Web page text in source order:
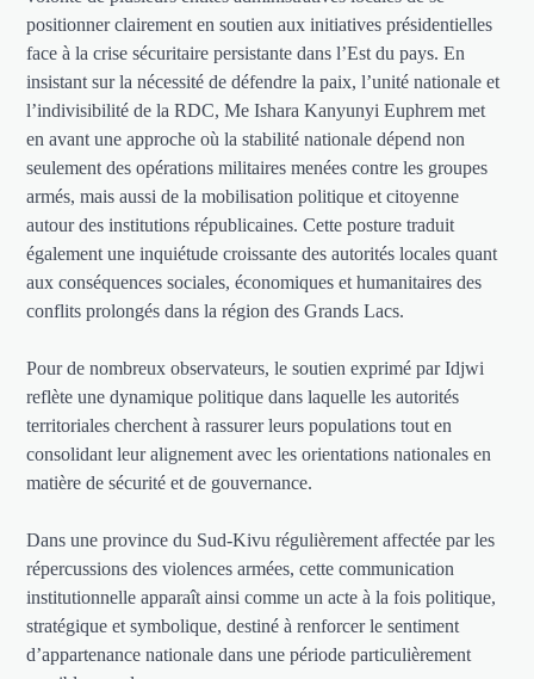
positionner clairement en soutien aux initiatives présidentielles
face à la crise sécuritaire persistante dans l’Est du pays. En
insistant sur la nécessité de défendre la paix, l’unité nationale et
l’indivisibilité de la RDC, Me Ishara Kanyunyi Euphrem met
en avant une approche où la stabilité nationale dépend non
seulement des opérations militaires menées contre les groupes
armés, mais aussi de la mobilisation politique et citoyenne
autour des institutions républicaines. Cette posture traduit
également une inquiétude croissante des autorités locales quant
aux conséquences sociales, économiques et humanitaires des
conflits prolongés dans la région des Grands Lacs.
Pour de nombreux observateurs, le soutien exprimé par Idjwi
reflète une dynamique politique dans laquelle les autorités
territoriales cherchent à rassurer leurs populations tout en
consolidant leur alignement avec les orientations nationales en
matière de sécurité et de gouvernance.
Dans une province du Sud-Kivu régulièrement affectée par les
répercussions des violences armées, cette communication
institutionnelle apparaît ainsi comme un acte à la fois politique,
stratégique et symbolique, destiné à renforcer le sentiment
d’appartenance nationale dans une période particulièrement